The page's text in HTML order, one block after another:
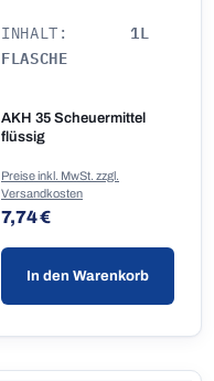
AKH 35 Scheuermittel
flüssig
INHALT: 1L
FLASCHE
Regulärer Preis:
7,74 €
Preise inkl. MwSt. zzgl.
Versandkosten
In den Warenkorb